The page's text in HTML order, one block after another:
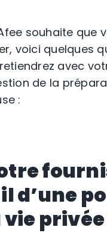
souhaite que
voici quelques
avec
de la
:
d’une
vie privée